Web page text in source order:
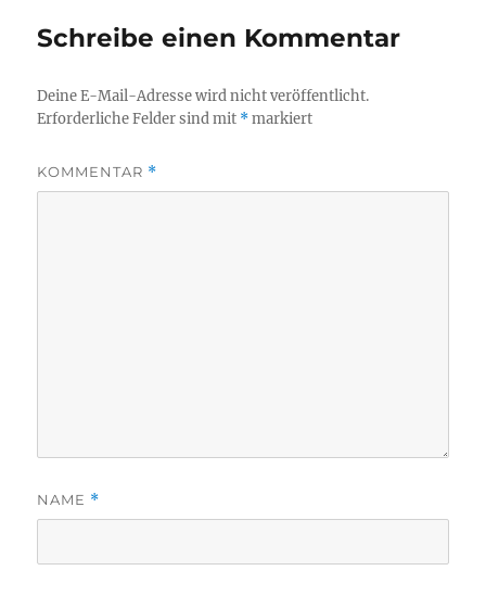
Schreibe einen Kommentar
Deine E-Mail-Adresse wird nicht veröffentlicht.
Erforderliche Felder sind mit *markiert
KOMMENTAR *
NAME *